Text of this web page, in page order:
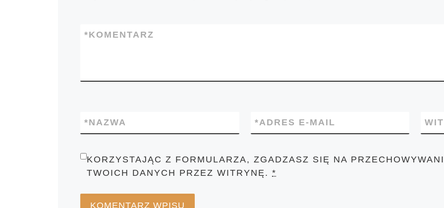
KOMENTARZ
*
NAZWA
* ADRES E-MAIL
*
KORZYSTAJĄC Z FORMULARZA, ZGADZASZ SIĘ NA
TWOICH DANYCH PRZEZ WITRYNĘ.*